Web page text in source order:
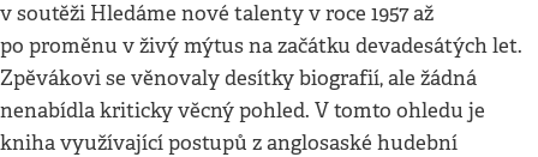
v soutěži Hledáme nové talenty v roce 1957 až
po proměnu v živý mýtus na začátku devadesátých let.
Zpěvákovi se věnovaly desítky biografií, ale žádná
nenabídla kriticky věcný pohled. V tomto ohledu je
kniha využívající postupů z anglosaské hudební